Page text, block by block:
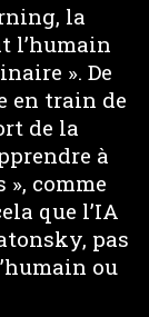
la
l’humain
». De
en train de
de la
à
», comme
que l’IA
pas
ou